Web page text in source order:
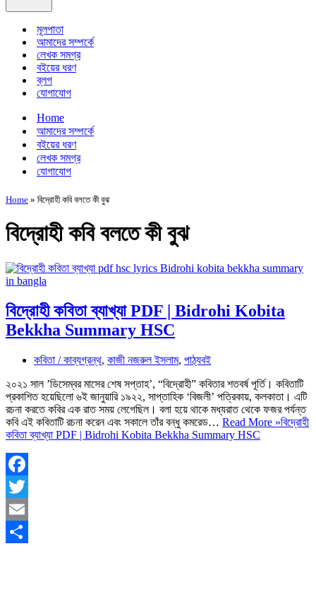
মূলপাতা
আমাদের সম্পর্কে
লেখক সমগ্র
বইয়ের ধরণ
ব্লগ
যোগাযোগ
Home
আমাদের সম্পর্কে
বইয়ের ধরণ
লেখক সমগ্র
যোগাযোগ
Home » বিদ্রোহী কবি বলতে কী বুঝ
বিদ্রোহী কবি বলতে কী বুঝ
বিদ্রোহী কবিতা ব্যাখ্যা PDF | Bidrohi Kobita
Bekkha Summary HSC
কবিতা / কাব্যগ্রন্থ, কাজী নজরুল ইসলাম, পাঠ্যবই
২০২১ সাল ’ডিসেম্বর মাসের শেষ সপ্তাহ’, “বিদ্রোহী” কবিতার শতবর্ষ পূর্তি। কবিতাটি
প্রকাশিত হয়েছিলো ৬ই জানুয়ারি ১৯২২, সাপ্তাহিক ‘বিজলী’ পত্রিকায়, কলকাতা। এটি
রচনা করতে কবির এক রাত সময় লেগেছিল। বলা হয়ে থাকে মধ্যরাত থেকে ফজর পর্যন্ত
কবি এই কবিতাটি রচনা করেন এবং সকালে তাঁর বন্ধু কমরেড… Read More »বিদ্রোহী
কবিতা ব্যাখ্যা PDF | Bidrohi Kobita Bekkha Summary HSC
Facebook
Twitter
Email